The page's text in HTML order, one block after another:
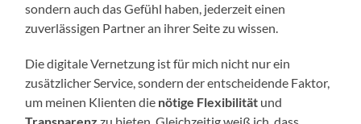
sondern auch das Gefühl haben, jederzeit einen
zuverlässigen Partner an ihrer Seite zu wissen.
Die digitale Vernetzung ist für mich nicht nur ein
zusätzlicher Service, sondern der entscheidende Faktor,
um meinen Klienten die nötige Flexibilität und